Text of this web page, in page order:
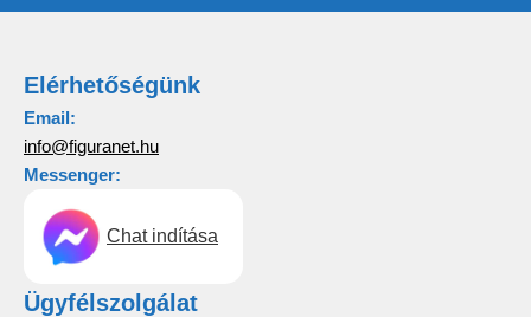
Elérhetőségünk
Email:
info@figuranet.hu
Messenger:
Chat indítása
Ügyfélszolgálat